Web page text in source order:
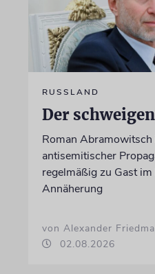
RUSSLAND
Der
Roman
antisemitischer
regelmäßig zu Gast im
Annäherung
von Alexander
02.08.2026